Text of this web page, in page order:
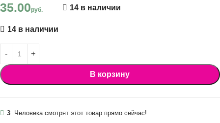
35.00руб. 14 в наличии
14 в наличии
В корзину
3 Человека смотрят этот товар прямо сейчас!